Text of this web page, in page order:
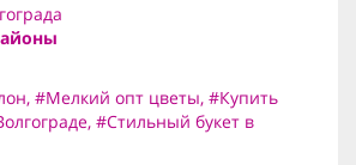
, #Мелкий опт цветы, #Купить
, #Стильный букет в